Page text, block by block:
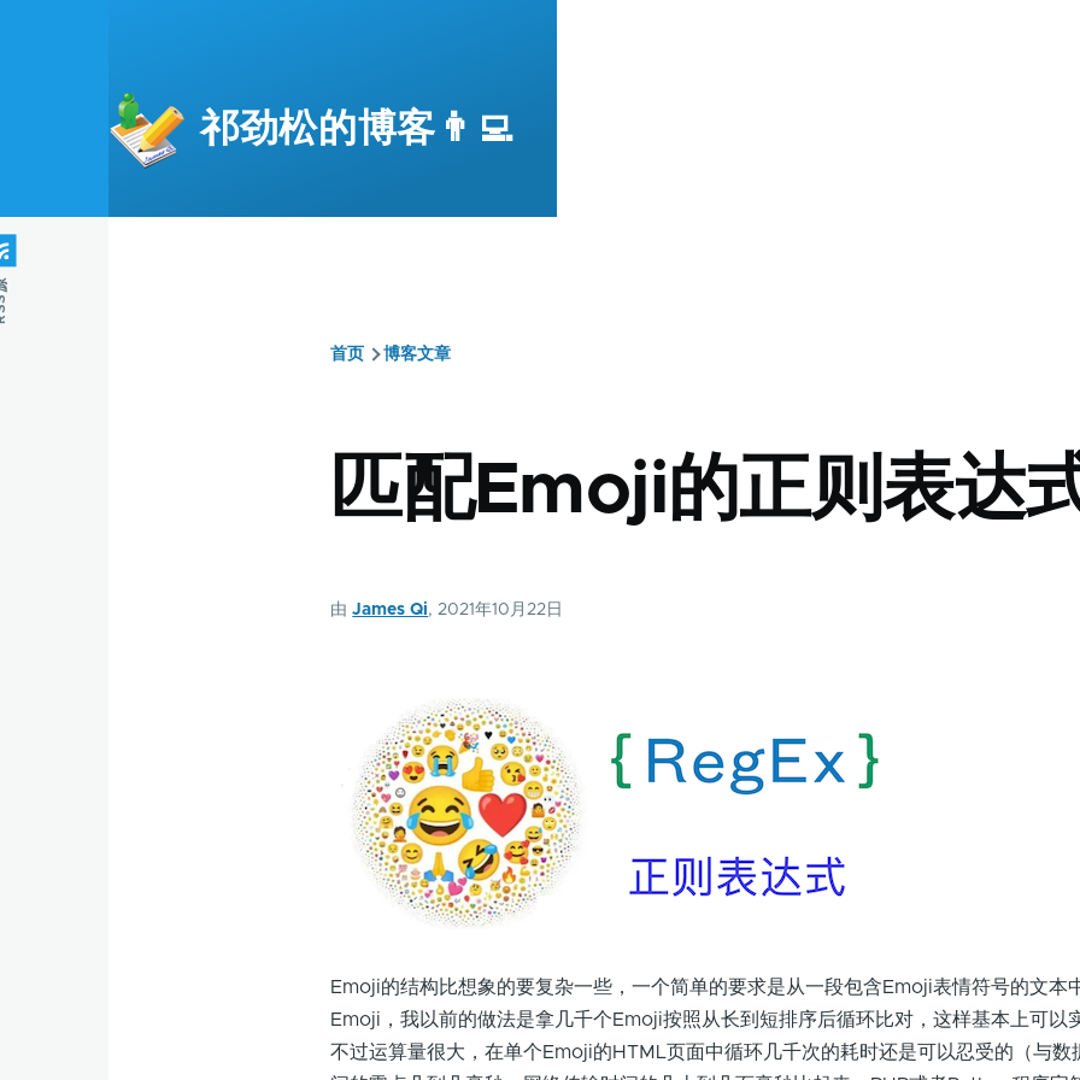
祁劲松的博客👨‍💻
包
屑
首页 博客文章
匹配Emoji的正则表达
由James Qi, 2021年10月22日
Emoji的结构比想象的要复杂一些，一个简单的要求是从一段包含Emoji表情符号的文本
Emoji，我以前的做法是拿几千个Emoji按照从长到短排序后循环比对，这样基本上可以
不过运算量很大，在单个Emoji的HTML页面中循环几千次的耗时还是可以忍受的（与数